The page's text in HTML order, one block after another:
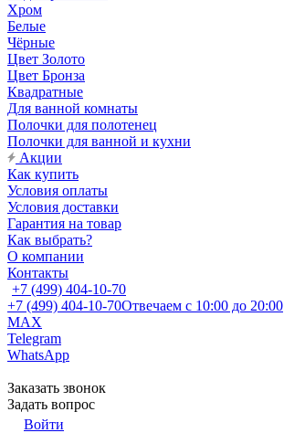
Хром
Белые
Чёрные
Цвет Золото
Цвет Бронза
Квадратные
Для ванной комнаты
Полочки для полотенец
Полочки для ванной и кухни
Акции
Как купить
Условия оплаты
Условия доставки
Гарантия на товар
Как выбрать?
О компании
Контакты
+7 (499) 404-10-70
+7 (499) 404-10-70Отвечаем с 10:00 до 20:00
MAX
Telegram
WhatsApp
Заказать звонок
Задать вопрос
Войти